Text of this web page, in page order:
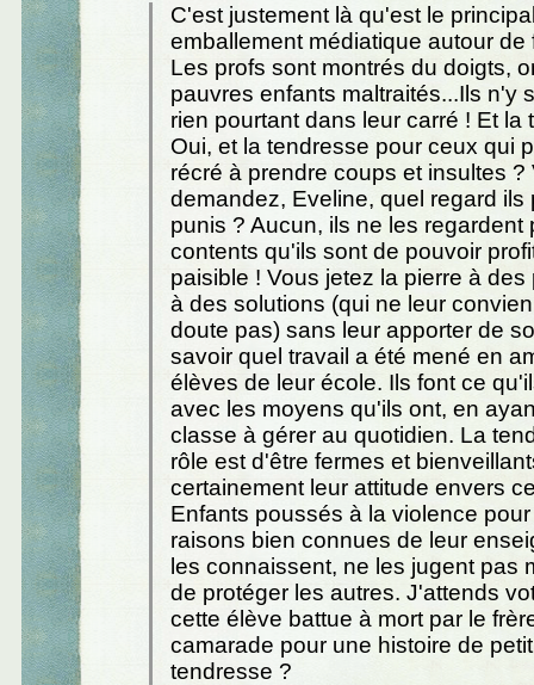
C'est justement là qu'est le
emballement médiatique autour de
Les profs sont montrés du doigts,
pauvres enfants maltraités...Ils n'y
rien pourtant dans leur carré ! Et la
Oui, et la tendresse pour ceux qui
récré à prendre coups et insultes ?
demandez, Eveline, quel regard ils
punis ? Aucun, ils ne les regardent
contents qu'ils sont de pouvoir
paisible ! Vous jetez la pierre à
à des solutions (qui ne leur
doute pas) sans leur apporter de
savoir quel travail a été mené en
élèves de leur école. Ils font ce
avec les moyens qu'ils ont, en
classe à gérer au quotidien. La
rôle est d'être fermes et
certainement leur attitude envers
Enfants poussés à la violence
raisons bien connues de leur
les connaissent, ne les jugent pas
de protéger les autres. J'attends
cette élève battue à mort par le
camarade pour une histoire de
tendresse ?